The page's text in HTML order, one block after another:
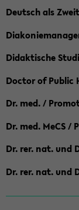
Deutsch als
Didaktische
Doctor of Public
Dr. med. /
Dr. med. MeCS /
Dr. rer. nat. und
Dr. rer. nat. und